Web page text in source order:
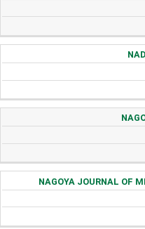
NAGOYA JOURNAL OF